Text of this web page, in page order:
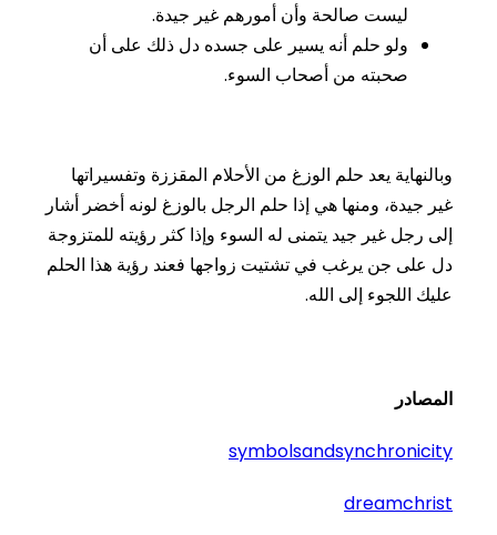
ليستصالحةوأن أمورهمغير جيدة .
ولو حلم أنهيسيرعلى جسدهدلذلك على أن
صحبتهمن أصحابالسوء.
وبالنهاية يعد حلم الوزغ من الأحلامالمقززةوتفسيراتها
جيدة، ومنها هي إذا حلم الرجل بالوزغ لونه أخضرأشار
رجل غير جيد يتمنىله السوءوإذا كثر رؤيته للمتزوجة
على جن يرغب في تشتيتزواجها فعند رؤية هذاالحلم
عليكاللجوءإلى الله .
المصادر
symbolsandsynchronicity
dreamchrist